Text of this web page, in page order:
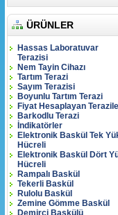
ÜRÜNLER
Hassas Laboratuvar
Terazisi
Nem Tayin Cihazı
Tartım Terazi
Sayım Terazisi
Boyunlu Tartım Terazi
Fiyat Hesaplayan
Barkodlu Terazi
İndikatörler
Elektronik Baskül Tek
Hücreli
Elektronik Baskül Dört
Hücreli
Rampalı Baskül
Tekerli Baskül
Rulolu Baskül
Zemine Gömme Baskül
Demirci Baskülü